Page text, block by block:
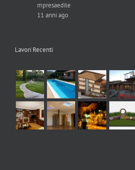
mpresaedile
11 anni ago
Lavori Recenti